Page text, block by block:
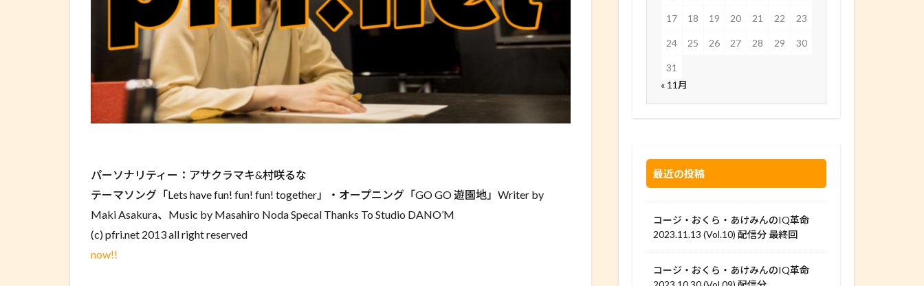
パーソナリティー：アサクラマキ&村咲るな
テーマソング「Lets have fun! fun! fun! together」・オープニング「GO GO 遊園地」Writer by
Maki Asakura、Music by Masahiro Noda Specal Thanks To Studio DANO’M
(c) pfri.net 2013 all right reserved
now!!
17 18 19 20 21 22 23
24 25 26 27 28 29 30
31
« 11月
最近の投稿
コージ・おくら・あけみんのIQ革命
2023.11.13 (Vol.10) 配信分 最終回
コージ・おくら・あけみんのIQ革命